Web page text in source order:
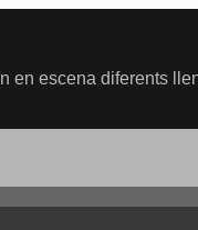
en escena diferents